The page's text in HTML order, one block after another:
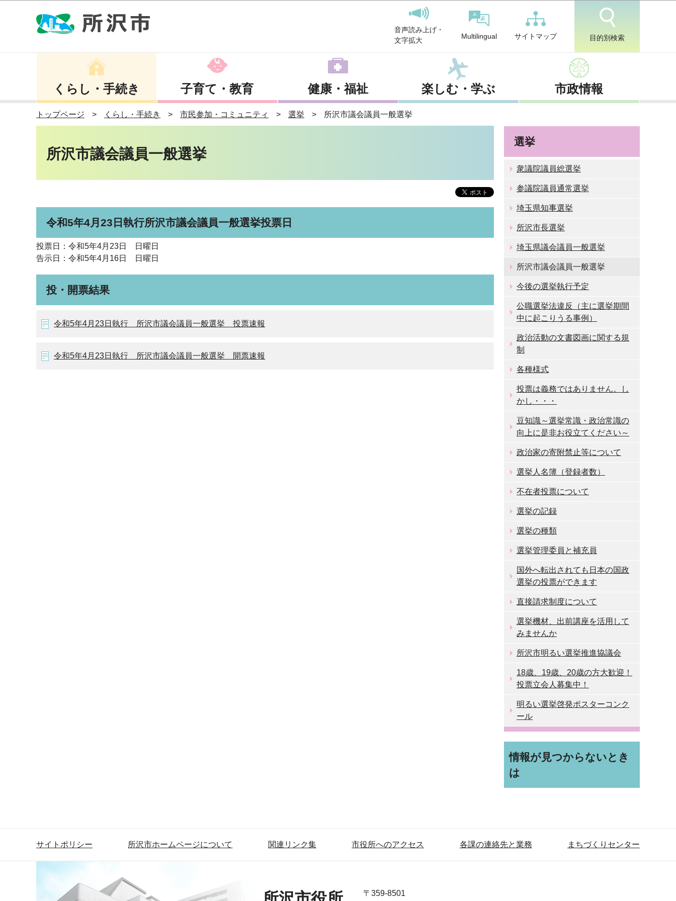
音声読み上げ・
文字拡大
Multilingual サイトマップ 目的別検索
くらし・手続き 子育て・教育 健康・福祉 楽しむ・学ぶ 市政情報
トップページ くらし・手続き 市民参加・コミュニティ 選挙 所沢市議会議員一般選挙
所沢市議会議員一般選挙
令和5年4月23日執行所沢市議会議員一般選挙投票日
投票日：令和5年4月23日 日曜日
告示日：令和5年4月16日 日曜日
投・開票結果
令和5年4月23日執行 所沢市議会議員一般選挙 投票速報
令和5年4月23日執行 所沢市議会議員一般選挙 開票速報
選挙
衆議院議員総選挙
参議院議員通常選挙
埼玉県知事選挙
所沢市長選挙
埼玉県議会議員一般選挙
所沢市議会議員一般選挙
今後の選挙執行予定
公職選挙法違反（主に選挙期間
中に起こりうる事例）
政治活動の文書図画に関する規
制
各種様式
投票は義務ではありません。し
かし・・・
豆知識～選挙常識・政治常識の
向上に是非お役立てください～
政治家の寄附禁止等について
選挙人名簿（登録者数）
不在者投票について
選挙の記録
選挙の種類
選挙管理委員と補充員
国外へ転出されても日本の国政
選挙の投票ができます
直接請求制度について
選挙機材、出前講座を活用して
みませんか
所沢市明るい選挙推進協議会
18歳、19歳、20歳の方大歓迎！
投票立会人募集中！
明るい選挙啓発ポスターコンク
ール
情報が見つからないとき
は
サイトポリシー 所沢市ホームページについて 関連リンク集 市役所へのアクセス 各課の連絡先と業務 まちづくりセンター
〒359-8501